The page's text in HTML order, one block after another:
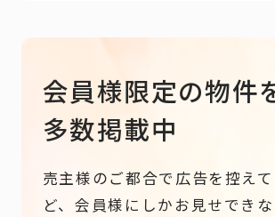
会員様限定の物件
多数掲載中
売主様のご都合で広告を控え
ど、会員様にしかお見せでき